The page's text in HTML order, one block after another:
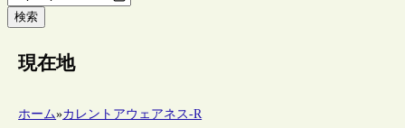
検索
現在地
ホーム»カレントアウェアネス-R